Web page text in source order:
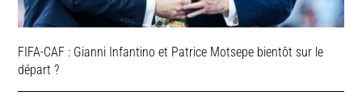
FIFA-CAF : Gianni Infantino et Patrice Motsepe bientôt sur le
départ ?